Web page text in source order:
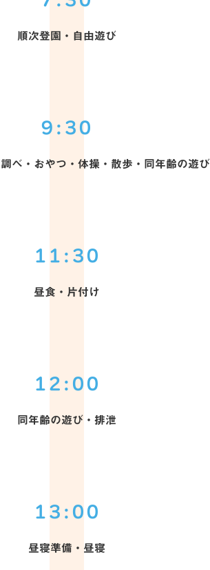
順次登園・自由遊び
9:30
べ・おやつ・ 体操・散歩・同年齢の遊び
11:30
昼食・片付け
12:00
同年齢の遊び・排泄
13:00
昼寝準備・昼寝